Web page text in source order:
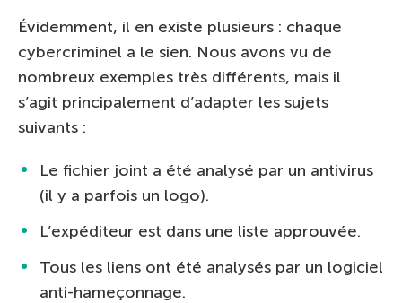
Évidemment, il en existe plusieurs : chaque
cybercriminel a le sien. Nous avons vu de
nombreux exemples très différents, mais il
s’agit principalement d’adapter les sujets
suivants :
Le fichier joint a été analysé par un antivirus
(il y a parfois un logo).
L’expéditeur est dans une liste approuvée.
Tous les liens ont été analysés par un logiciel
anti-hameçonnage.